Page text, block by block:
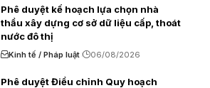
Phê duyệt kế hoạch lựa chọn nhà
thầu xây dựng cơ sở dữ liệu cấp, thoát
nước đô thị
Kinh tế / Pháp luật 06/08/2026
Phê duyệt Điều chỉnh Quy hoạch